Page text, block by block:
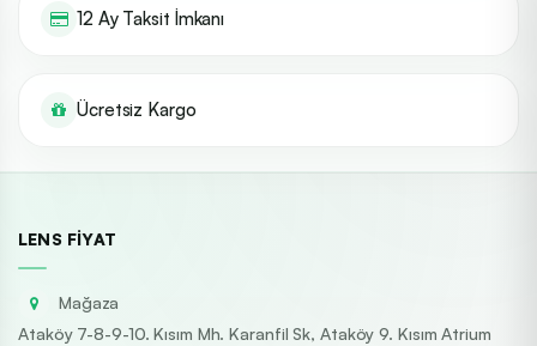
12 Ay Taksit İmkanı
Ücretsiz Kargo
LENS FIYAT
Mağaza
Ataköy 7-8-9-10. Kısım Mh. Karanfil Sk, Ataköy 9. Kısım Atrium